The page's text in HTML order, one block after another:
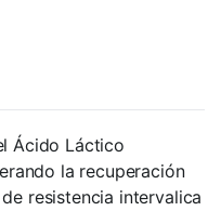
Ácido Láctico
la recuperación
resistencia intervalica